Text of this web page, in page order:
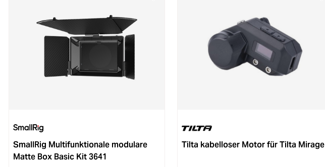
SmallRig Multifunktionale modulare
Matte Box Basic Kit 3641
Tilta kabelloser Motor für Tilta Mirage